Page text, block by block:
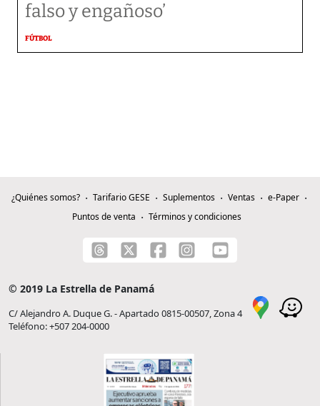
falso y engañoso’
FÚTBOL
¿Quiénes somos? Tarifario GESE Suplementos Ventas
e-Paper
Puntos de venta
Términos y condiciones
© 2019 La Estrella de Panamá
C/ Alejandro A. Duque G. - Apartado 0815-00507, Zona 4
Teléfono: +507 204-0000